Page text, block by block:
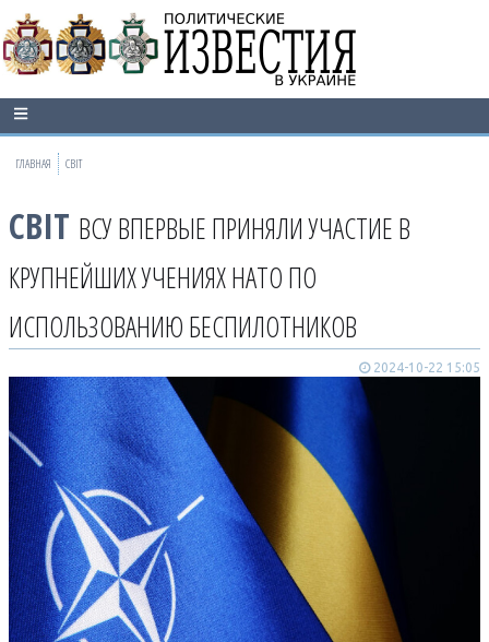
ГЛАВНАЯ СВІТ
СВІТ ВСУ ВПЕРВЫЕ ПРИНЯЛИ УЧАСТИЕ В
КРУПНЕЙШИХ УЧЕНИЯХ НАТО ПО
ИСПОЛЬЗОВАНИЮ БЕСПИЛОТНИКОВ
2024-10-22 15:05